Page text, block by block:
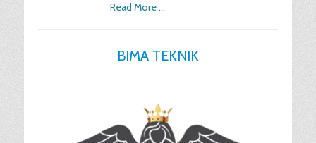
Read More …
BIMA TEKNIK